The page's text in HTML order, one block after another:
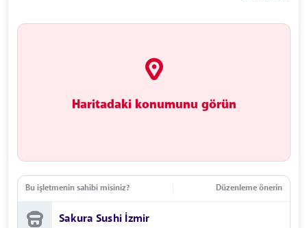
Haritadaki konumunu görün
Bu işletmenin sahibi misiniz? Düzenleme önerin
Sakura Sushi İzmir